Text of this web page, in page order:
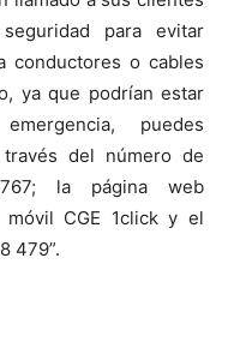
para evitar
conductores o cables
ya que podrían estar
puedes
del número de
la página web
CGE 1click y el
479”.